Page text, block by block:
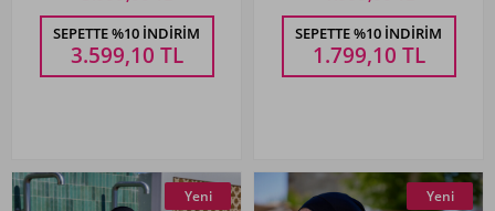
SEPETTE %10 İNDIRIM
3.599,10 TL
SEPETTE %10 İNDIRIM
1.799,10 TL
Yeni Yeni